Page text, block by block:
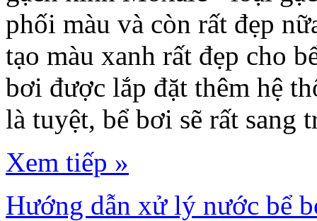
phối màu và còn rất đẹp
tạo màu xanh rất đẹp cho
bơi được lắp đặt thêm hệ
là tuyệt, bể bơi sẽ rất sang
Xem tiếp »
Hướng dẫn xử lý nước bể